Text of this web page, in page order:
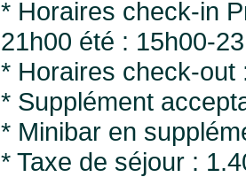
* Horaires check-in
21h00 été : 15h00-
* Horaires check-out
* Supplément
* Minibar en
* Taxe de séjour :